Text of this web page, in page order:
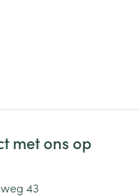
met ons op
43